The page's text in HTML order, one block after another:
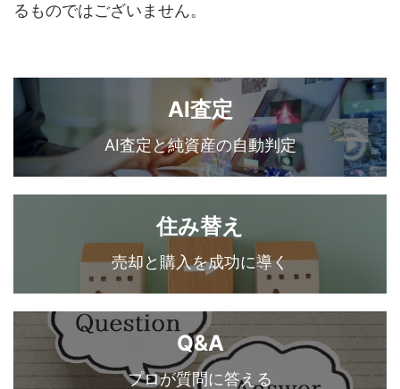
るものではございません。
AI査定
AI査定と純資産の自動判定
住み替え
売却と購入を成功に導く
Q&A
プロが質問に答える